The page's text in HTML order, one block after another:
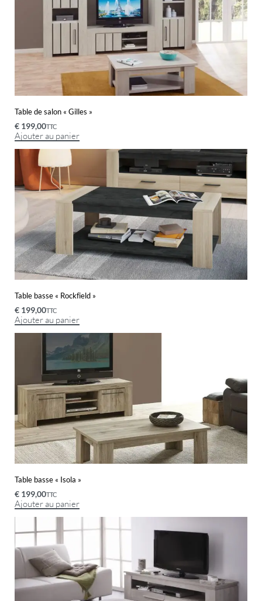
Table de salon « Gilles »
€ 199,00TTC
Ajouter au panier
Table basse « Rockfield »
€ 199,00TTC
Ajouter au panier
Table basse « Isola »
€ 199,00TTC
Ajouter au panier